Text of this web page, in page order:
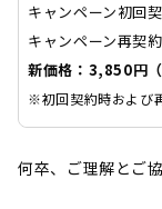
キャンペーン初回
キャンペーン再契
新価格：3,850円（
※初回契約時および
何卒、ご理解とご